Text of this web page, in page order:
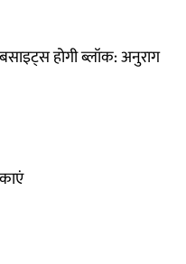
होगी ब्लॉक: अनुराग